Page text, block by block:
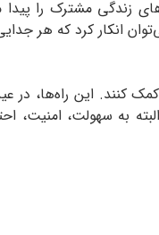
زندگی مشترک را
انکار کرد که هر
کمک کنند. این راه‌ها،
به سهولت، امنیت،